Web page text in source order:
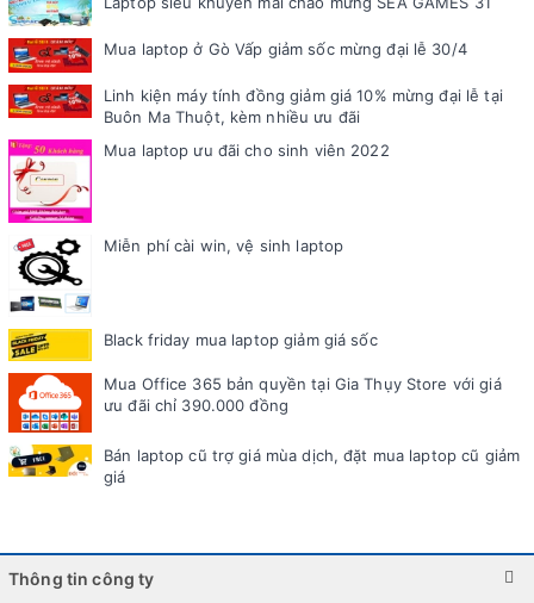
Mua laptop ở Gò Vấp giảm sốc mừng đại lễ 30/4
Linh kiện máy tính đồng giảm giá 10% mừng đại lễ tại
Buôn Ma Thuột, kèm nhiều ưu đãi
Mua laptop ưu đãi cho sinh viên 2022
Miễn phí cài win, vệ sinh laptop
Black friday mua laptop giảm giá sốc
Mua Office 365 bản quyền tại Gia Thụy Store với giá
ưu đãi chỉ 390.000 đồng
Bán laptop cũ trợ giá mùa dịch, đặt mua laptop cũ giảm
giá
Thông tin công ty